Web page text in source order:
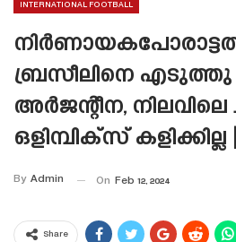
INTERNATIONAL FOOTBALL
ബ്രസീലിനെ എടുത്തു
അർജന്റീന, നിലവിലെ
ഒളിമ്പിക്‌സ്
By Admin On Feb 12, 2024
Share